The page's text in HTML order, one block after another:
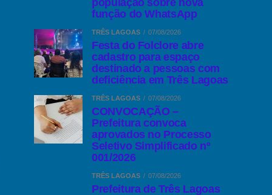
população sobre nova
função do WhatsApp
TRÊS LAGOAS 07/08/2026
Festa do Folclore abre
cadastro para espaço
destinado a pessoas com
deficiência em Três Lagoas
TRÊS LAGOAS 07/08/2026
CONVOCAÇÃO –
Prefeitura convoca
aprovados no Processo
Seletivo Simplificado nº
001/2026
TRÊS LAGOAS 07/08/2026
Prefeitura de Três Lagoas